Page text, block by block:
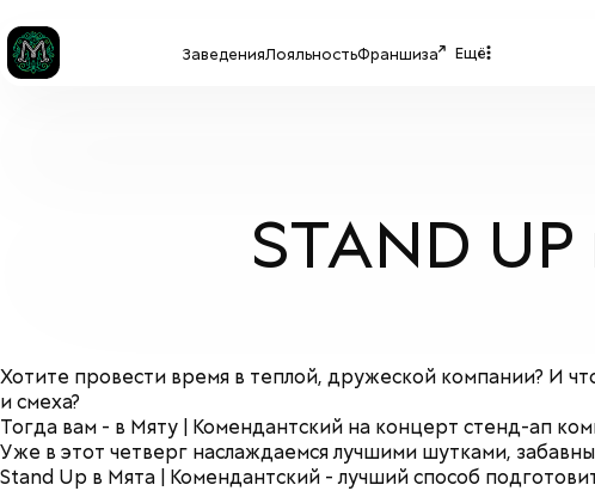
ЗаведенияЛояльностьФраншиза Ещё
STAND
Хотите провести время в теплой, дружеской компании? И
и смеха?
Тогда вам - в Мяту | Комендантский на концерт стенд-ап
Уже в этот четверг наслаждаемся лучшими шутками,
Stand Up в Мята | Комендантский - лучший способ